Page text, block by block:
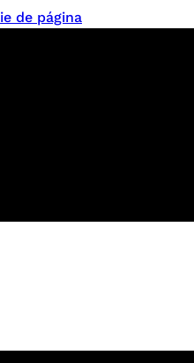
de página